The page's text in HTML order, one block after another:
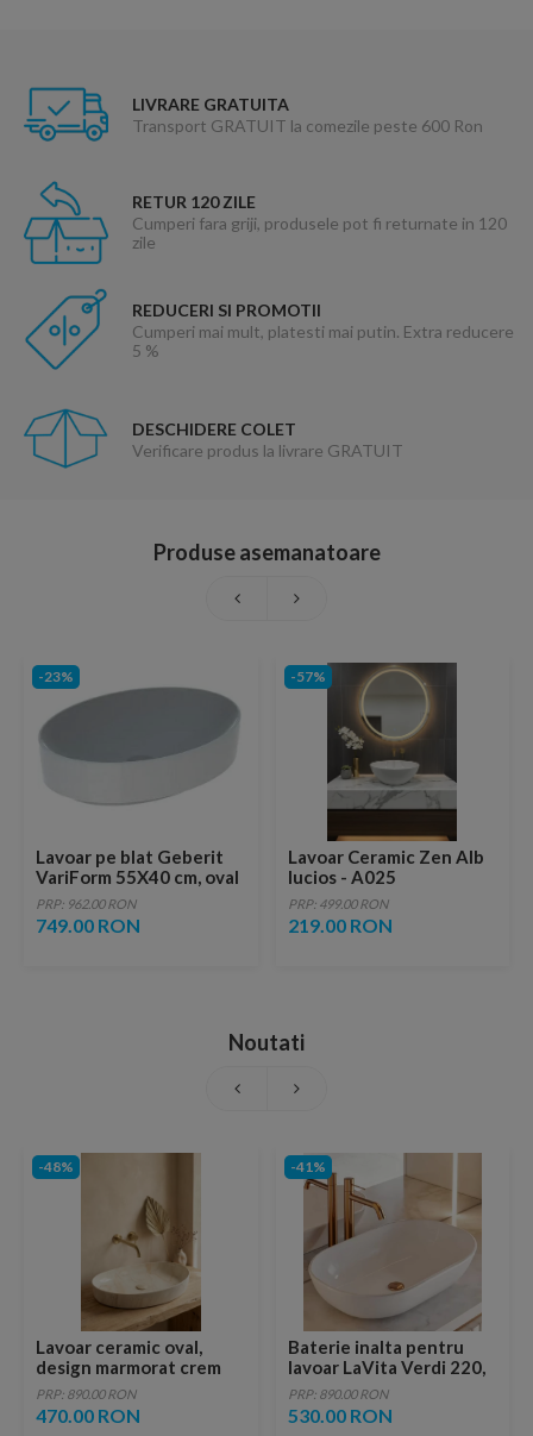
LIVRARE GRATUITA
Transport GRATUIT la comezile peste 600 Ron
RETUR 120 ZILE
Cumperi fara griji, produsele pot fi returnate in 120
zile
REDUCERI SI PROMOTII
Cumperi mai mult, platesti mai putin. Extra reducere
5 %
DESCHIDERE COLET
Verificare produs la livrare GRATUIT
Produse asemanatoare
-23%
Lavoar pe blat Geberit
VariForm 55X40 cm, oval
PRP: 962.00 RON
749.00 RON
-57%
Lavoar Ceramic Zen Alb
lucios - A025
PRP: 499.00 RON
219.00 RON
Noutati
-48%
Lavoar ceramic oval,
design marmorat crem
lucios cu vene aurii,
ventil inclus
PRP: 890.00 RON
470.00 RON
-41%
Baterie inalta pentru
lavoar LaVita Verdi 220,
fara ventil, brushed
copper
PRP: 890.00 RON
530.00 RON